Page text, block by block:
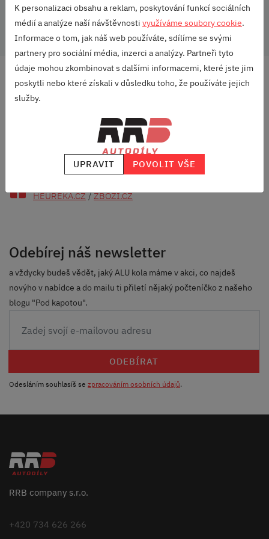
Umístění: Vzadu
DOPRAVA ZDARMA
OD 2500 KČ
RODINNÁ FIRMA
S DLOUHOU TRADICÍ
HEUREKA.CZ/ZBOZI.CZ
Odebírej náš newsletter
a vždycky budeš vědět, jaký ALU kola máme v akci, co najdeš
novýho v nabídce a do mailu ti přiletí nějaký počteníčko z našeho
blogu "Pod kapotou".
ODEBÍRAT
Odesláním souhlasíš se zpracováním osobních údajů.
RRB company s.r.o.
+420 734 626 266
K personalizaci obsahu a reklam, poskytování funkcí sociálních
médií a analýze naší návštěvnosti využíváme soubory cookie.
Informace o tom, jak náš web používáte, sdílíme se svými
partnery pro sociální média, inzerci a analýzy. Partneři tyto
údaje mohou zkombinovat s dalšími informacemi, které jste jim
poskytli nebo které získali v důsledku toho, že používáte jejich
služby.
UPRAVIT POVOLIT VŠE